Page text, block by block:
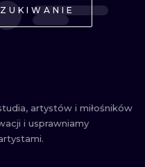
artystów i miłośników
i usprawniamy